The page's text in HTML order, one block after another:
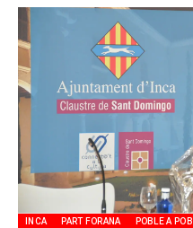
INCA PART FORANA POBLE A